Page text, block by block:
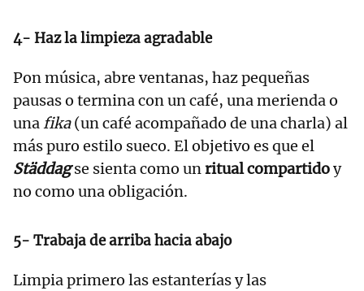
4- Haz la limpieza agradable
Pon música, abre ventanas, haz pequeñas
pausas o termina con un café, una merienda o
unafika(un café acompañado de una charla) al
más puro estilo sueco. El objetivo es que el
Städdagse sienta como unritual compartidoy
no como una obligación.
5- Trabaja de arriba hacia abajo
Limpia primero las estanterías y las